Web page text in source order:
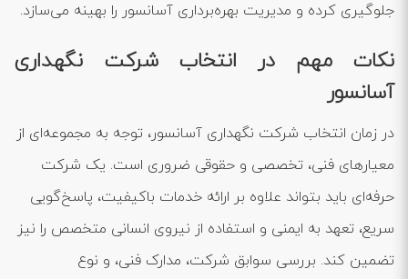
جلوگیری کرده و مدیریت بهره‌برداری آسانسور را بهینه می‌سازد.
نکات مهم در انتخاب شرکت نگهداری
آسانسور
در زمان انتخاب شرکت نگهداری آسانسور، توجه به مجموعه‌ای از
معیارهای فنی، تخصصی و حقوقی ضروری است. یک شرکت
حرفه‌ای باید بتواند علاوه بر ارائه خدمات باکیفیت، پاسخ‌گویی
سریع، تعهد به ایمنی و استفاده از نیروی انسانی متخصص را نیز
تضمین کند. بررسی سوابق شرکت، مدارک فنی، و نوع